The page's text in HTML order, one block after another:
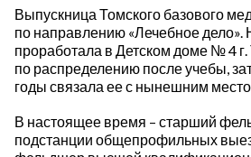
Выпускница Томского базового
по направлению «Лечебное дело».
проработала в Детском доме № 4 г.
по распределению после учебы,
годы связала ее с нынешним
В настоящее время – старший
подстанции общепрофильных